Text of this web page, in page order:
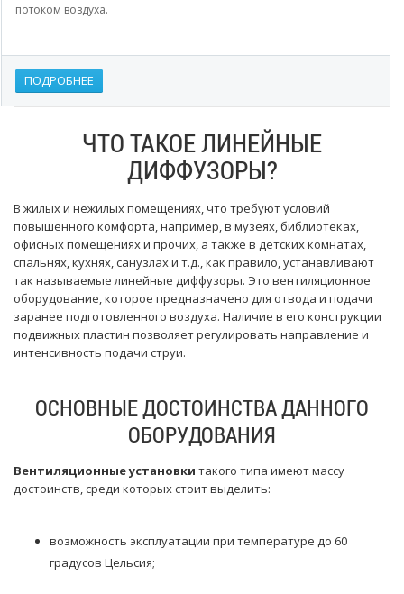
потоком воздуха.
ПОДРОБНЕЕ
ЧТО ТАКОЕ ЛИНЕЙНЫЕ
ДИФФУЗОРЫ?
В жилых и нежилых помещениях, что требуют условий
повышенного комфорта, например, в музеях, библиотеках,
офисных помещениях и прочих, а также в детских комнатах,
спальнях, кухнях, санузлах и т.д., как правило, устанавливают
так называемые линейные диффузоры. Это вентиляционное
оборудование, которое предназначено для отвода и подачи
заранее подготовленного воздуха. Наличие в его конструкции
подвижных пластин позволяет регулировать направление и
интенсивность подачи струи.
ОСНОВНЫЕ ДОСТОИНСТВА ДАННОГО
ОБОРУДОВАНИЯ
Вентиляционные установки такого типа имеют массу
достоинств, среди которых стоит выделить:
возможность эксплуатации при температуре до 60
градусов Цельсия;